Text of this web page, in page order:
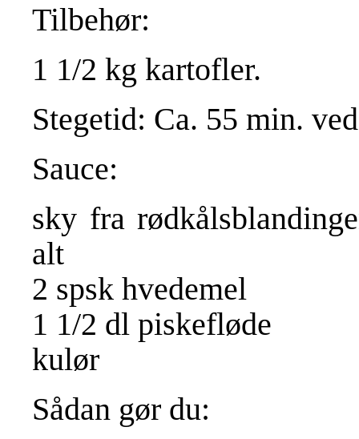
Tilbehør:
1 1/2 kg kartofler.
Stegetid: Ca. 55 min.
Sauce:
sky fra
alt
2 spsk hvedemel
1 1/2 dl piskefløde
kulør
Sådan gør du: